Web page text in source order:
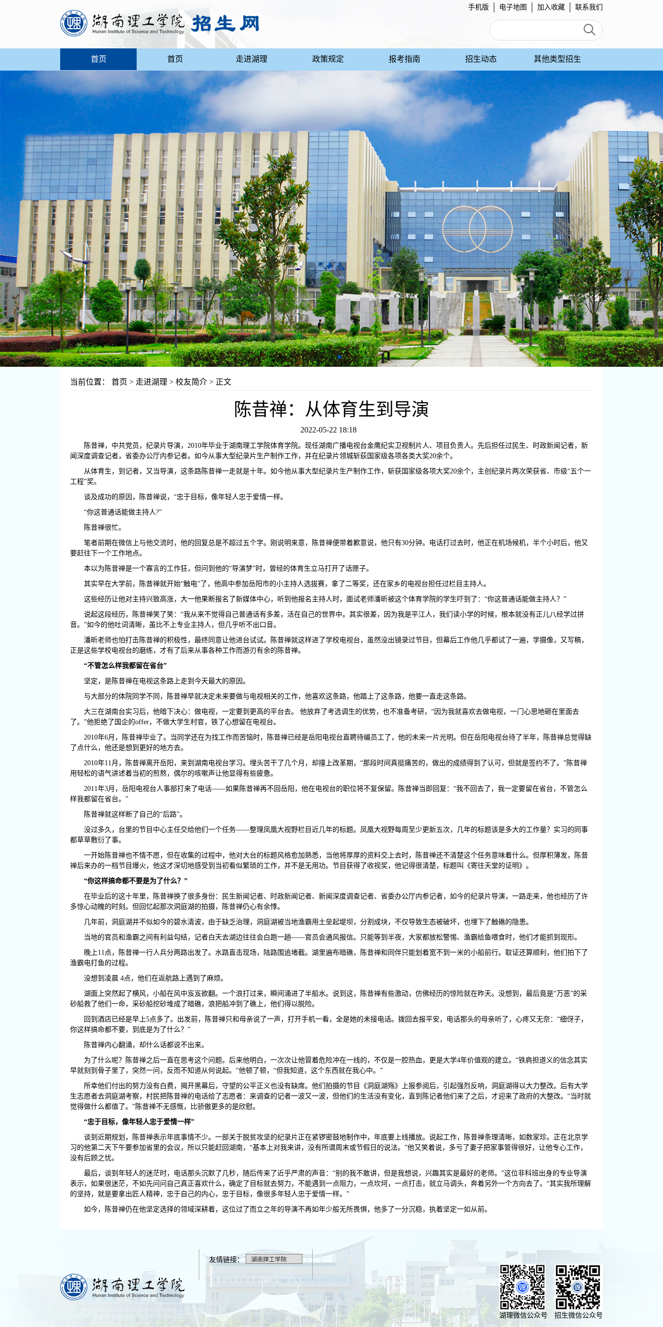
手机版 电子地图 加入收藏 联系我们
首页 首页 走进湖理 政策规定 报考指南 招生动态 其他类型招生
招生咨询 南湖学院 联系我们 院长说专业
当前位置： 首页 > 走进湖理 > 校友简介 > 正文
陈昔禅：从体育生到导演
2022-05-22 18:18
陈昔禅，中共党员，纪录片导演，2010年毕业于湖南理工学院体育学院。现任湖南广播电视台金鹰纪实卫视制片人、项目负责人。先后担任过民生、时政新闻记者，新
闻深度调查记者，省委办公厅内参记者。如今从事大型纪录片生产制作工作，并在纪录片领城斩荻国家级各项各类大奖20余个。
从体育生，到记者，又当导演，这条路陈昔禅一走就是十年。如今他从事大型纪录片生产制作工作，斩获国家级各项大奖20余个，主创纪录片两次荣获省、市级“五个一
工程”奖。
谈及成功的原因，陈昔禅说，“忠于目标，像年轻人忠于爱情一样。
“你这普通话能做主持人?”
陈昔禅很忙。
笔者前期在微信上与他交流时，他的回复总是不超过五个字。刚说明来意，陈昔禅便带着歉意说，他只有30分钟。电话打过去时，他正在机场候机，半个小时后，他又
要赶往下一个工作地点。
本以为陈昔禅是一个寡言的工作狂，但问到他的“导演梦”时，曾经的体育生立马打开了话匣子。
其实早在大学前，陈昔禅就开始“触电”了，他高中参加岳阳市的小主持人选拔赛，拿了二等奖，还在家乡的电视台担任过栏目主持人。
这些经历让他对主持兴致高涨，大一他果断报名了新媒体中心，听到他报名主持人时，面试老师潘昕被这个体育学院的学生吓到了：“你这普通话能做主持人？”
说起这段经历，陈昔禅笑了笑：“我从来不觉得自己普通话有多差，活在自己的世界中。其实很差，因为我是平江人，我们读小学的时候，根本就没有正儿八经学过拼
音。”如今的他吐词清晰，虽比不上专业主持人，但几乎听不出口音。
潘昕老师也怕打击陈昔禅的积极性，最终同意让他进台试试。陈昔禅就这样进了学校电视台，虽然没出镜录过节目，但幕后工作他几乎都试了一遍，学摄像，又写稿，
正是这些学校电视台的磨练，才有了后来从事各种工作而游刃有余的陈昔禅。
“不管怎么样我都留在省台”
坚定，是陈昔禅在电视这条路上走到今天最大的原因。
与大部分的体院同学不同，陈昔禅早就决定未来要做与电视相关的工作，他喜欢这条路，他踏上了这条路，他要一直走这条路。
大三在湖南台实习后，他暗下决心：做电视，一定要到更高的平台去。 他放弃了考选调生的优势，也不准备考研，“因为我就喜欢去做电视，一门心思地砸在里面去
了。”他拒绝了国企的offer，不做大学生村官，铁了心想留在电视台。
2010年6月，陈昔禅毕业了。当同学还在为找工作而苦恼时，陈昔禅已经是岳阳电视台直聘待编员工了，他的未来一片光明。但在岳阳电视台待了半年，陈昔禅总觉得缺
了点什么，他还是想到更好的地方去。
2010年11月，陈昔禅离开岳阳，来到湖南电视台学习。埋头苦干了几个月，却撞上改革期，“那段时间真挺痛苦的，做出的成绩得到了认可，但就是签约不了。”陈昔禅
用轻松的语气讲述着当初的煎熬，偶尔的咳嗽声让他显得有些疲惫。
2011年3月，岳阳电视台人事部打来了电话——如果陈昔禅再不回岳阳，他在电视台的职位将不复保留。陈昔禅当即回复：“我不回去了，我一定要留在省台，不管怎么
样我都留在省台。”
陈昔禅就这样断了自己的“后路”。
没过多久，台里的节目中心主任交给他们一个任务——整理凤凰大视野栏目近几年的标题。凤凰大视野每周至少更新五次，几年的标题该是多大的工作量？实习的同事
都草草敷衍了事。
一开始陈昔禅也不情不愿，但在收集的过程中，他对大台的标题风格愈加熟悉，当他将厚厚的资料交上去时，陈昔禅还不清楚这个任务意味着什么。但厚积薄发，陈昔
禅后来办的一档节目爆火，他这才深切地感受到当初看似繁琐的工作，并不是无用功。节目获得了收视奖，他记得很清楚，标题叫《寄往天堂的证明》。
“你这样搞命都不要是为了什么？”
在毕业后的这十年里，陈昔禅换了很多身份：民生新闻记者、时政新闻记者、新闻深度调查记者、省委办公厅内参记者，如今的纪录片导演，一路走来，他也经历了许
多惊心动魄的时刻。但回忆起那次洞庭湖的拍摄，陈昔禅仍心有余悸。
几年前，洞庭湖并不似如今的碧水清波，由于缺乏治理，洞庭湖被当地渔霸用土垒起堤坝，分割成块，不仅导致生态被破坏，也埋下了触礁的隐患。
当地的官员和渔霸之间有利益勾结，记者白天去湖边往往会白跑一趟——官员会通风报信。只能等到半夜，大家都放松警惕、渔霸给鱼喂食时，他们才能抓到现形。
晚上11点，陈昔禅一行人兵分两路出发了。水路直击现场，陆路围追堵截。湖里遍布暗礁，陈昔禅和同伴只能划着宽不到一米的小船前行。取证还算顺利，他们拍下了
渔霸电打鱼的过程。
没想到凌晨 4点，他们在返航路上遇到了麻烦。
湖面上突然起了横风，小船在风中岌岌欲翻。一个浪打过来，瞬间涌进了半船水。说到这，陈昔禅有些激动，仿佛经历的惊险就在昨天。没想到，最后竟是“万恶”的采
砂船救了他们一命，采砂船挖砂堆成了暗礁，浪把船冲到了礁上，他们得以脱险。
回到酒店已经是早上5点多了。出发前，陈昔禅只和母亲说了一声，打开手机一看，全是她的未接电话。拨回去报平安，电话那头的母亲听了，心疼又无奈：“细伢子，
你这样搞命都不要，到底是为了什么？”
陈昔禅内心翻涌，却什么话都说不出来。
为了什么呢？陈昔禅之后一直在思考这个问题。后来他明白，一次次让他冒着危险冲在一线的，不仅是一腔热血，更是大学4年价值观的建立。“铁肩担道义的信念其实
早就刻到骨子里了，突然一问，反而不知道从何说起。”他顿了顿，“但我知道，这个东西就在我心中。”
所幸他们付出的努力没有白费，揭开黑幕后，守望的公平正义也没有缺席。他们拍摄的节目《洞庭湖殇》上报参阅后，引起强烈反响，洞庭湖得以大力整改。后有大学
生志愿者去洞庭湖考察，村民把陈昔禅的电话给了志愿者：来调查的记者一波又一波，但他们的生活没有变化，直到陈记者他们来了之后，才迎来了政府的大整改。“当时就
觉得做什么都值了。”陈昔禅不无感慨，比骄傲更多的是欣慰。
“忠于目标，像年轻人忠于爱情一样”
谈到近期规划，陈昔禅表示年底事情不少。一部关于脱贫攻坚的纪录片正在紧锣密鼓地制作中，年底要上线播放。说起工作，陈昔禅条理清晰，如数家珍。正在北京学
习的他第二天下午要参加省里的会议，所以只能赶回湖南，“基本上对我来讲，没有所谓周末或节假日的说法。”他又笑着说，多亏了妻子把家事管得很好，让他专心工作，
没有后顾之忧。
最后，谈到年轻人的迷茫时，电话那头沉默了几秒，随后传来了近乎严肃的声音：“别的我不敢讲，但是我想说，兴趣其实是最好的老师。”这位非科班出身的专业导演
表示，如果很迷茫，不如先问问自己真正喜欢什么，确定了目标就去努力，不能遇到一点阻力，一点坎坷，一点打击，就立马调头，奔着另外一个方向去了。“其实我所理解
的坚持，就是要拿出匠人精神，忠于自己的内心，忠于目标，像很多年轻人忠于爱情一样。”
如今，陈昔禅仍在他坚定选择的领域深耕着，这位过了而立之年的导演不再如年少般无所畏惧，他多了一分沉稳，执着坚定一如从前。
友情链接：
湖理微信公众号 招生微信公众号